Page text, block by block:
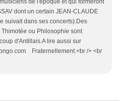
de l'époque et qui formeront
dont un certain JEAN-CLAUDE
suivait dans ses concerts).Des
ou Philosophie sont
d'Antillais.A lire aussi sur
Fraternellement.<br /> <br